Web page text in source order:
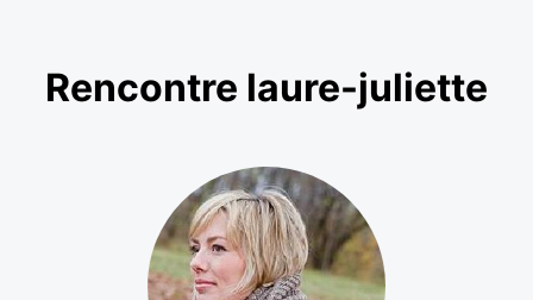
Rencontre laure-juliette